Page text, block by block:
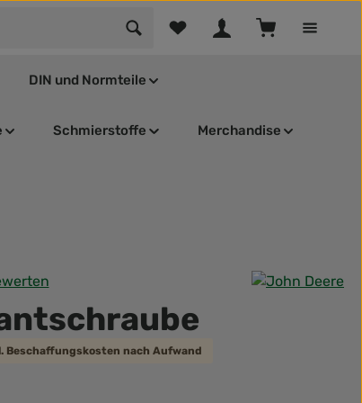
Du hast 0 Produkte auf dem
DIN und Normteile
Schmierstoffe Merchandise
Beschaffungskosten nach Aufwand